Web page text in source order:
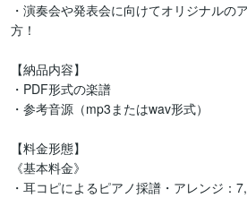
・演奏会や発表会に向けてオリジナルの
方！
【納品内容】
・PDF形式の楽譜
・参考音源（mp3またはwav形式）
【料金形態】
《基本料金》
・耳コピによるピアノ採譜・アレンジ：